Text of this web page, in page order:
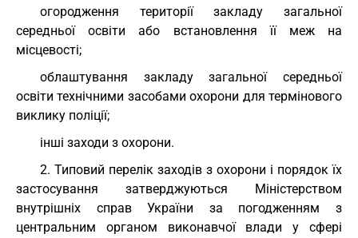
огородження території закладу загальної
середньої освіти або встановлення її меж на
місцевості;
облаштування закладу загальної середньої
освіти технічними засобами охорони для термінового
виклику поліції;
інші заходи з охорони.
2. Типовий перелік заходів з охорони і порядок їх
застосування затверджуються Міністерством
внутрішніх справ України за погодженням з
центральним органом виконавчої влади у сфері